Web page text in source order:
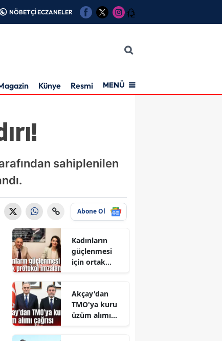
NÖBETÇİ ECZANELER 12
Künye Resmi İlanMENÜ
sahiplenilen
Abone Ol
Kadınların
güçlenmesi
için ortak
Akçay'dan
TMO'ya kuru
üzüm alımı